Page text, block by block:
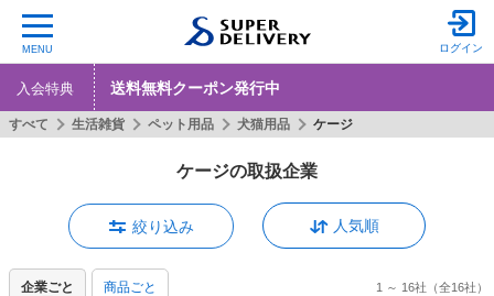
MENU ログイン
入会特典 送料無料クーポン発行中
ケージの取扱企業
すべて 生活雑貨 ペット用品 犬猫用品 ケージ
絞り込み 人気順
企業ごと 商品ごと 1 ～ 16社 （全16社）